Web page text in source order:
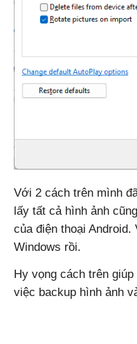
Với 2 cách trên mình
lấy tất cả hình ảnh
của điện thoại
Windows rồi.
Hy vọng cách trên
việc backup hình ảnh